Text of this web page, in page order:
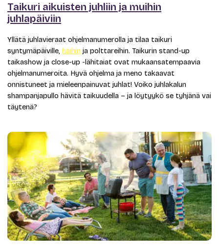
Taikuri aikuisten juhliin ja muihin
juhlapäiviin
Yllätä juhlavieraat ohjelmanumerolla ja tilaa taikuri
syntymäpäiville, häihin ja polttareihin. Taikurin stand-up
taikashow ja close-up -lähitaiat ovat mukaansatempaavia
ohjelmanumeroita. Hyvä ohjelma ja meno takaavat
onnistuneet ja mieleenpainuvat juhlat! Voiko juhlakalun
shampanjapullo hävitä taikuudella – ja löytyykö se tyhjänä vai
täytenä?